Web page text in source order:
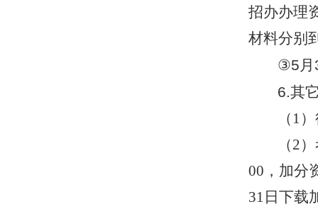
招办办理
材料分别
③5月
6.其
（1
（2
00，加分
31日下载